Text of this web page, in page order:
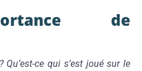
de
Qu’est-ce qui s’est joué sur le